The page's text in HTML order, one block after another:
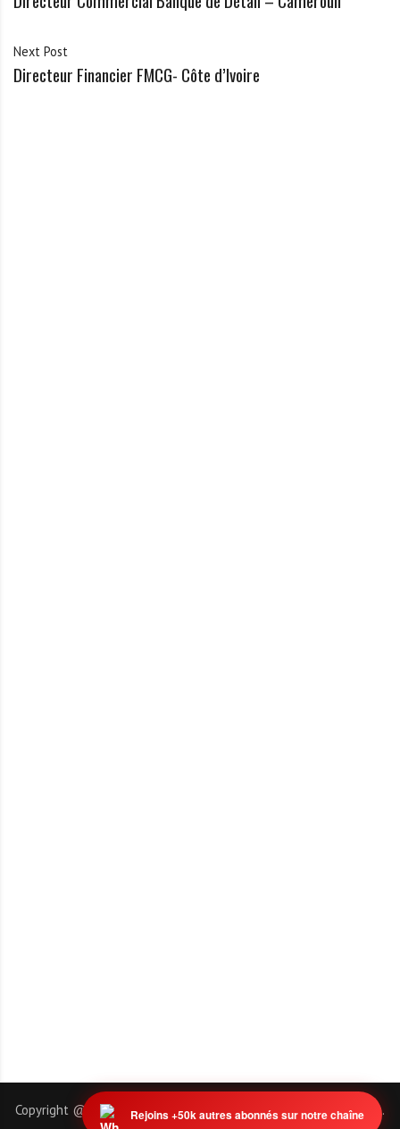
Next Post
Directeur Financier FMCG- Côte d’Ivoire
Copyright @ 2011-2026 | EmploiTogo.INFO. Tous droits réservés.
Rejoins +50k autres abonnés sur notre chaîne